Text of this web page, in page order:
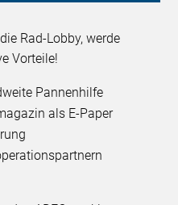
Rad-Lobby, werde
Vorteile!
Pannenhilfe
als E-Paper